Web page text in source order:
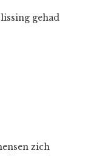
gehad
zich